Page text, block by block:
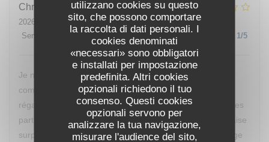
utilizzano cookies su questo
sito, che possono comportare
la raccolta di dati personali. I
cookies denominati
«necessari» sono obbligatori
e installati per impostazione
predefinita. Altri cookies
opzionali richiedono il tuo
consenso. Questi cookies
opzionali servono per
analizzare la tua navigazione,
misurare l'audience del sito,
Christine
2026-07-25
- 20:00 - Ospiti 2
Servizio
: 2 Cucina 1 Qualità / Prezzo 1/5
Je ne reviendrai pas manger chez vous, nous avons
commandé des moules, nous ne sommes vraiment pas
régalés, pas mieux qu’à la cantine. D’ailleurs nous sommes
partis avant le dessert de peur d’avoir encore une mauvaise
surprise. Vous devriez changer de cuisinier c’est dommage